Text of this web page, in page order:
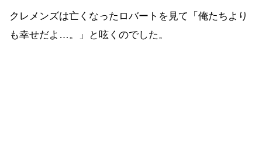
クレメンズは亡くなったロバートを見て「俺たちより
も幸せだよ…。」と呟くのでした。